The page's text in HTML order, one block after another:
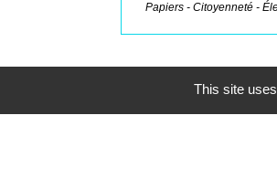
Papiers - Citoyenneté -
This site